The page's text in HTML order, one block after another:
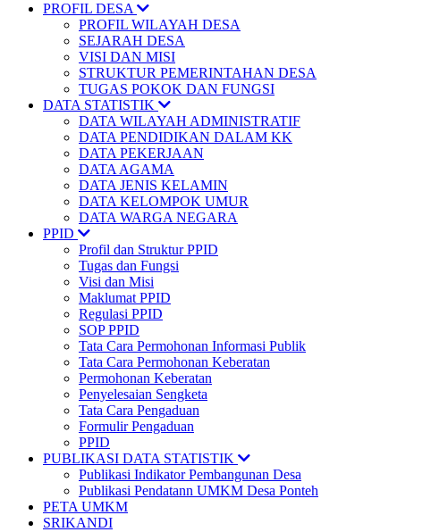
PROFIL DESA
PROFIL WILAYAH DESA
SEJARAH DESA
VISI DAN MISI
STRUKTUR PEMERINTAHAN DESA
TUGAS POKOK DAN FUNGSI
DATA STATISTIK
DATA WILAYAH ADMINISTRATIF
DATA PENDIDIKAN DALAM KK
DATA PEKERJAAN
DATA AGAMA
DATA JENIS KELAMIN
DATA KELOMPOK UMUR
DATA WARGA NEGARA
PPID
Profil dan Struktur PPID
Tugas dan Fungsi
Visi dan Misi
Maklumat PPID
Regulasi PPID
SOP PPID
Tata Cara Permohonan Informasi Publik
Tata Cara Permohonan Keberatan
Permohonan Keberatan
Penyelesaian Sengketa
Tata Cara Pengaduan
Formulir Pengaduan
PPID
PUBLIKASI DATA STATISTIK
Publikasi Indikator Pembangunan Desa
Publikasi Pendatann UMKM Desa Ponteh
PETA UMKM
SRIKANDI